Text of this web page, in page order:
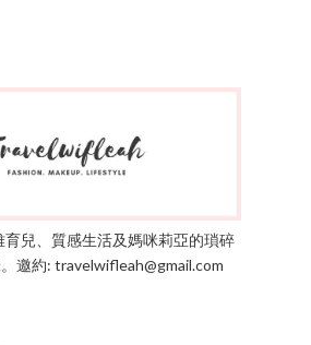
育兒、質感生活及媽咪莉亞的瑣碎
邀約: travelwifleah@gmail.com